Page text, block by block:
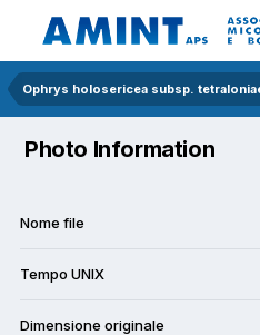
Photo Information
Nome file
Tempo UNIX
Dimensione originale